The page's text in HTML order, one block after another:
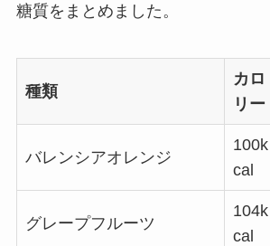
糖質をまとめました。
種類
カロ
リー
バレンシアオレンジ
100k
cal
グレープフルーツ
104k
cal